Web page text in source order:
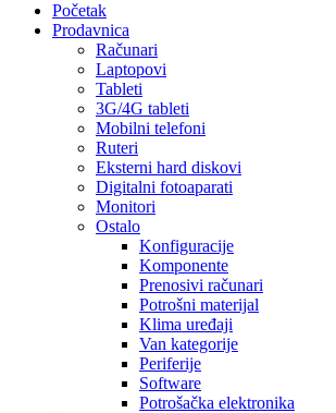
Početak
Prodavnica
Računari
Laptopovi
Tableti
3G/4G tableti
Mobilni telefoni
Ruteri
Eksterni hard diskovi
Digitalni fotoaparati
Monitori
Ostalo
Konfiguracije
Komponente
Prenosivi računari
Potrošni materijal
Klima uređaji
Van kategorije
Periferije
Software
Potrošačka elektronika